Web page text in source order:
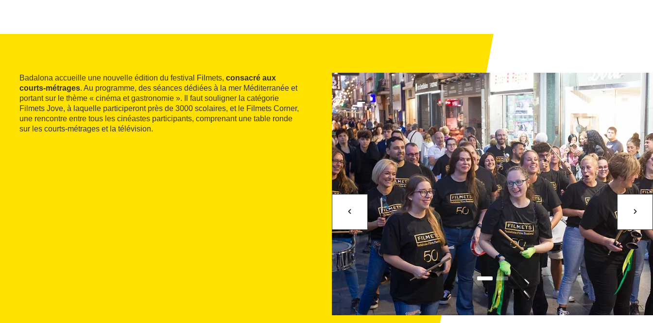
Badalona accueille une nouvelle édition du festival Filmets, consacré aux
courts-métrages. Au programme, des séances dédiées à la mer Méditerranée et
portant sur le thème « cinéma et gastronomie ». Il faut souligner la catégorie
Filmets Jove, à laquelle participeront près de 3000 scolaires, et le Filmets Corner,
une rencontre entre tous les cinéastes participants, comprenant une table ronde
sur les courts-métrages et la télévision.